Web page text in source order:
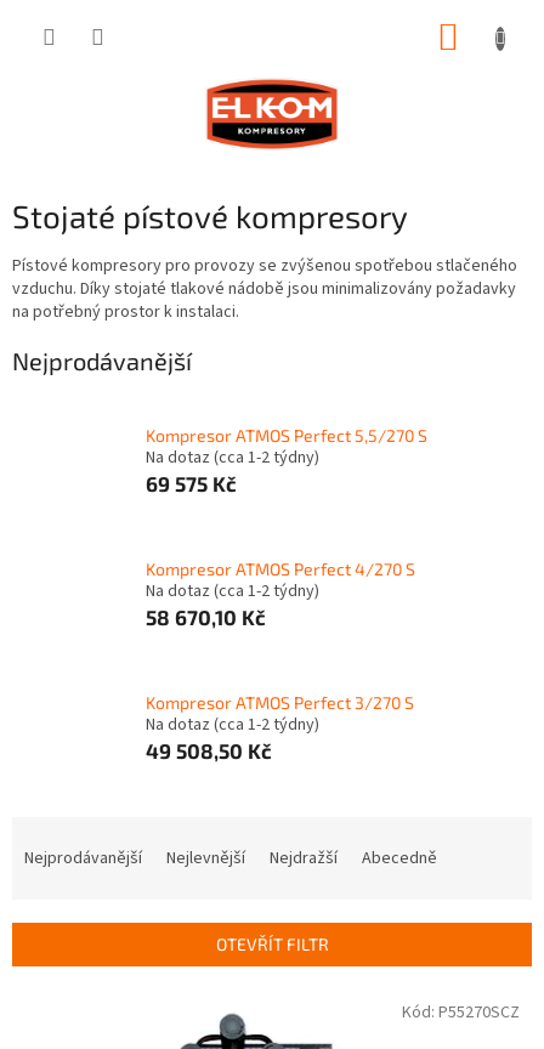
Stojaté pístové kompresory
Pístové kompresory pro provozy se zvýšenou spotřebou stlačeného
vzduchu. Díky stojaté tlakové nádobě jsou minimalizovány požadavky
na potřebný prostor k instalaci.
Nejprodávanější
Kompresor ATMOS Perfect 5,5/270 S
Na dotaz (cca 1-2 týdny)
69 575 Kč
Kompresor ATMOS Perfect 4/270 S
Na dotaz (cca 1-2 týdny)
58 670,10 Kč
Kompresor ATMOS Perfect 3/270 S
Na dotaz (cca 1-2 týdny)
49 508,50 Kč
í
Nejprodávanější Nejlevnější Nejdražší Abecedně
OTEVŘÍT FILTR
Kód: P55270SCZ